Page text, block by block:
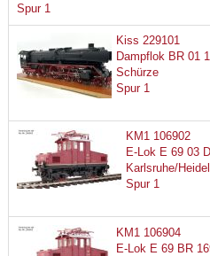
Spur 1
Kiss 229101
Dampflok BR 01
Schürze
Spur 1
KM1 106902
E-Lok E 69 03
Karlsruhe/
Spur 1
KM1 106904
E-Lok E 69 BR